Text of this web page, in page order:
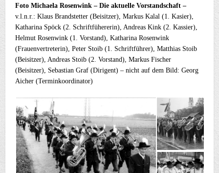
Foto Michaela Rosenwink – Die aktuelle Vorstandschaft –
v.l.n.r.: Klaus Brandstetter (Beisitzer), Markus Kalal (1. Kasier),
Katharina Spöck (2. Schriftfühererin), Andreas Kink (2. Kassier),
Helmut Rosenwink (1. Vorstand), Katharina Rosenwink
(Frauenvertreterin), Peter Stoib (1. Schriftführer), Matthias Stoib
(Beisitzer), Andreas Stoib (2. Vorstand), Markus Fischer
(Beisitzer), Sebastian Graf (Dirigent) – nicht auf dem Bild: Georg
Aicher (Terminkoordinator)